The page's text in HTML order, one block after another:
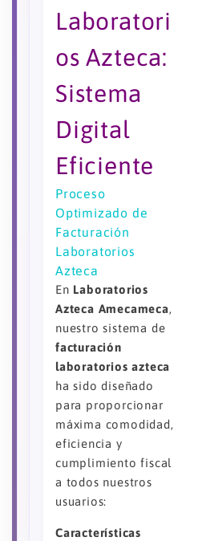
Laboratori
os Azteca:
Sistema
Digital
Eficiente
Proceso
Optimizado de
Facturación
Laboratorios
Azteca
En Laboratorios
Azteca Amecameca,
nuestro sistema de
facturación
laboratorios azteca
ha sido diseñado
para proporcionar
máxima comodidad,
eficiencia y
cumplimiento fiscal
a todos nuestros
usuarios:
Características